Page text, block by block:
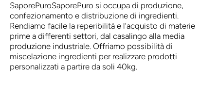
SaporePuroSaporePuro si occupa di produzione,
confezionamento e distribuzione di ingredienti.
Rendiamo facile la reperibilità e l'acquisto di materie
prime a differenti settori, dal casalingo alla media
produzione industriale. Offriamo possibilità di
miscelazione ingredienti per realizzare prodotti
personalizzati a partire da soli 40kg.